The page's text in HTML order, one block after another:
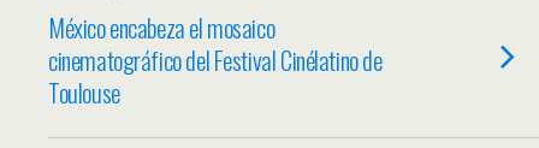
México encabeza el mosaico
cinematográfico del Festival Cinélatino de
Toulouse